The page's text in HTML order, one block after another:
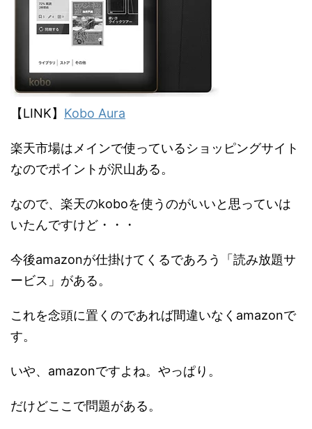
【LINK】 Kobo Aura
楽天市場はメインで使っているショッピングサイト
なのでポイントが沢山ある。
なので、楽天のkoboを使うのがいいと思っていは
いたんですけど・・・
今後amazonが仕掛けてくるであろう「読み放題サ
ービス」がある。
これを念頭に置くのであれば間違いなくamazonで
す。
いや、amazonですよね。やっぱり。
だけどここで問題がある。